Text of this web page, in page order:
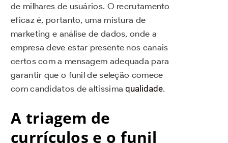
de milhares de usuários. O recrutamento
eficaz é, portanto, uma mistura de
marketing e análise de dados, onde a
empresa deve estar presente nos canais
certos com a mensagem adequada para
garantir que o funil de seleção comece
com candidatos de altíssimaqualidade.
A triagem de
currículos e o funil